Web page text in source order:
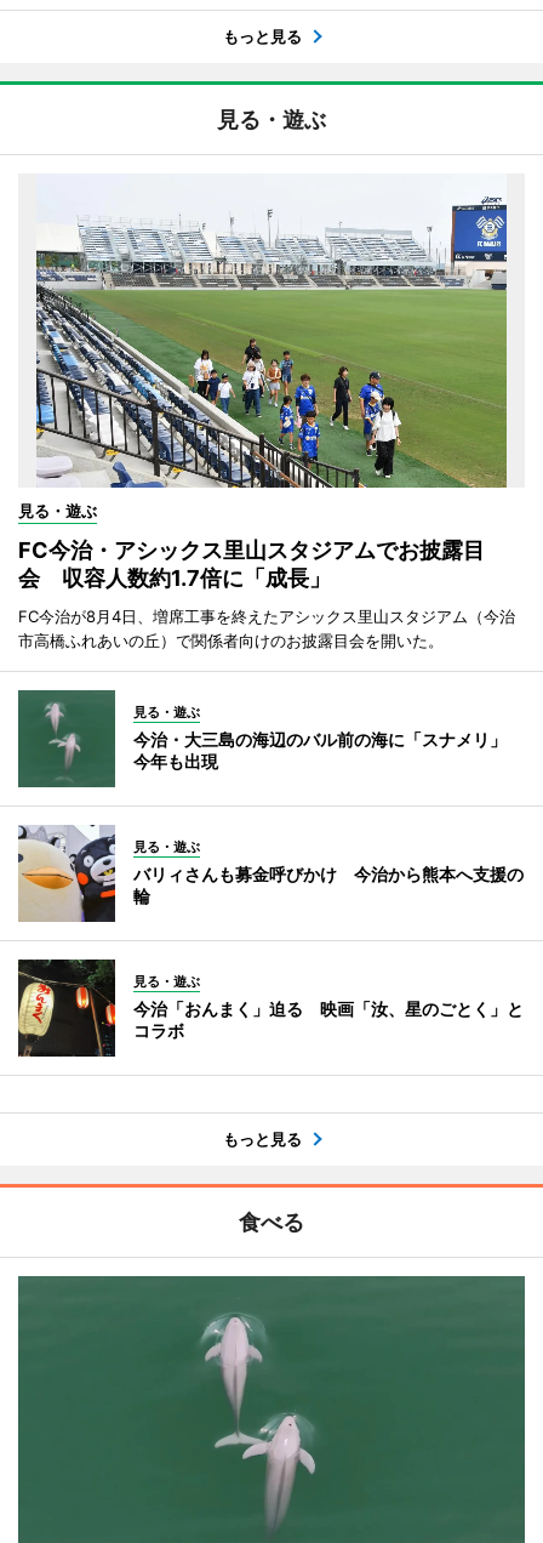
もっと見る
見る・遊ぶ
見る・遊ぶ
FC今治・アシックス里山スタジアムでお披露目
会 収容人数約1.7倍に「成長」
FC今治が8月4日、増席工事を終えたアシックス里山スタジアム（今治
市高橋ふれあいの丘）で関係者向けのお披露目会を開いた。
見る・遊ぶ
今治・大三島の海辺のバル前の海に「スナメリ」
今年も出現
見る・遊ぶ
バリィさんも募金呼びかけ 今治から熊本へ支援の
輪
見る・遊ぶ
今治「おんまく」迫る 映画「汝、星のごとく」と
コラボ
もっと見る
食べる